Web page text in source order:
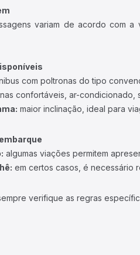
variam de acordo com
com poltronas do tipo
confortáveis, ar-condicionado,
maior inclinação, ideal para
algumas viações permitem
em certos casos, é necessário
verifique as regras